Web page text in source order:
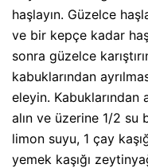
haşlayın. Güzelce
ve bir kepçe kadar
sonra güzelce
kabuklarından
eleyin. Kabuklarından
alın ve üzerine 1/2 su
limon suyu, 1 çay
yemek kaşığı